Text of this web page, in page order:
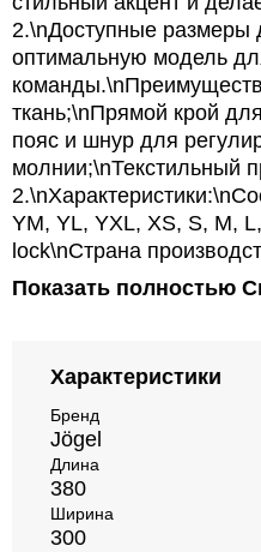
2.\nДоступные размеры
оптимальную модель
ткань;\nПрямой крой
пояс и шнур для
молнии;\nТекстильный
YM, YL, YXL, XS, S, M,
lock\nСтрана
Показать полностью
Характеристики
Бренд
Jögel
Длина
380
Ширина
300